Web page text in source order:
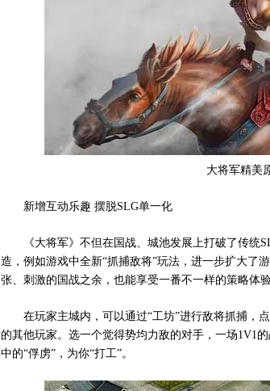
大将军精美
新增互动乐趣 摆脱SLG单一化
《大将军》不但在国战、城池发展上打破了传统
造，例如游戏中全新“抓捕敌将”玩法，进一步扩大了
张、刺激的国战之余，也能享受一番不一样的策略体验
在玩家主城内，可以通过“工坊”进行敌将抓捕，
的其他玩家。选一个觉得势均力敌的对手，一场1V1
中的“俘虏”，为你“打工”。